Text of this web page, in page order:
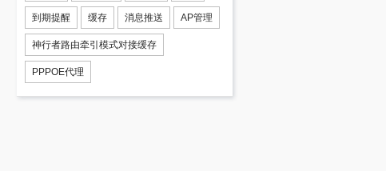
到期提醒 缓存 消息推送 AP管理
神行者路由牵引模式对接缓存
PPPOE代理